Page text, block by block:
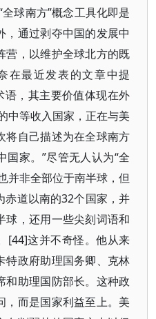
球南方”概念工具化即是
，通过剥夺中国的发展中
营，以维护全球北方的既
在最近发表的文章中提
语，其主要价值体现在外
中等收入国家，正在与美
将自己描述为在全球南方
家。”尽管无人认为“全
并非全部位于南半球，但
赤道以南的32个国家，并
球，还用一些尖刻词语和
[44]这并不奇怪。他从来
特政府助理国务卿、克林
和助理国防部长。这种政
，而是国家利益至上。美